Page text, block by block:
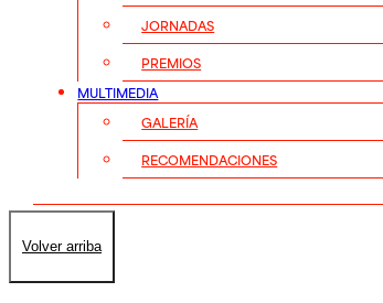
JORNADAS
PREMIOS
MULTIMEDIA
GALERÍA
RECOMENDACIONES
Volver arriba